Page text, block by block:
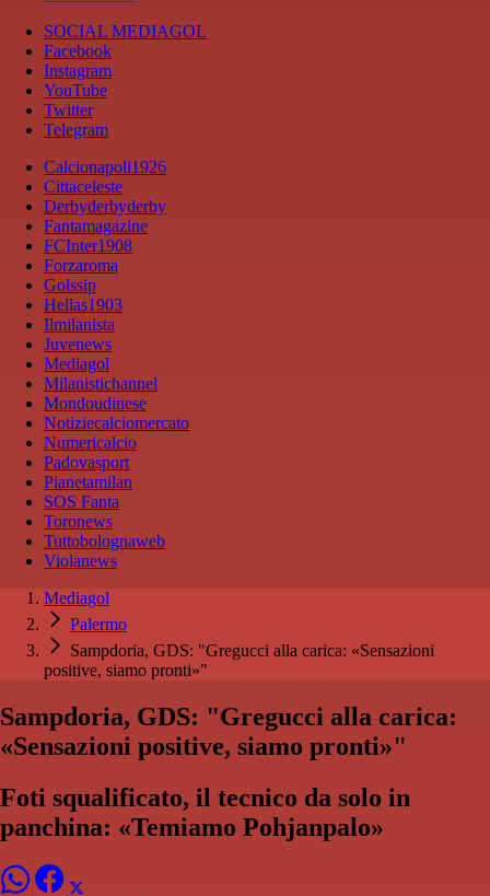
SOCIAL MEDIAGOL
Facebook
Instagram
YouTube
Twitter
Telegram
Calcionapoli1926
Cittaceleste
Derbyderbyderby
Fantamagazine
FCInter1908
Forzaroma
Golssip
Hellas1903
Ilmilanista
Juvenews
Mediagol
Milanistichannel
Mondoudinese
Notiziecalciomercato
Numericalcio
Padovasport
Pianetamilan
SOS Fanta
Toronews
Tuttobolognaweb
Violanews
Mediagol
Palermo
Sampdoria, GDS: "Gregucci alla carica: «Sensazioni
positive, siamo pronti»"
Sampdoria, GDS: "Gregucci alla carica:
«Sensazioni positive, siamo pronti»"
Foti squalificato, il tecnico da solo in
panchina: «Temiamo Pohjanpalo»